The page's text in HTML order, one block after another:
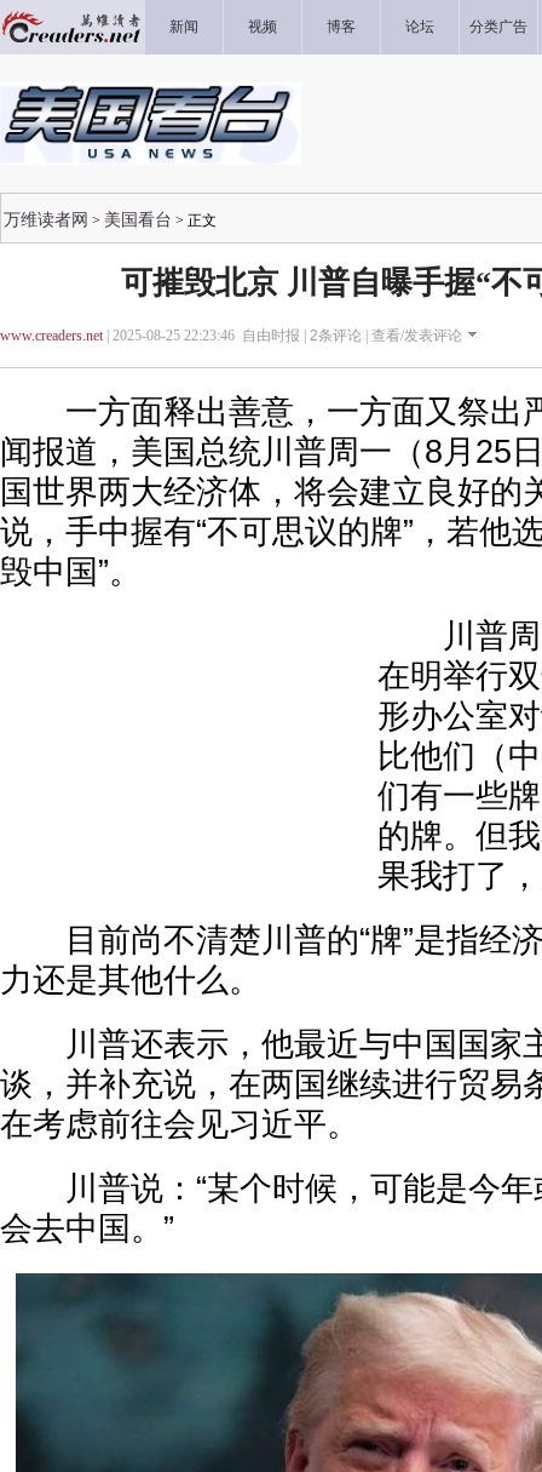
新闻 视频 博客 论坛 分类广告
万维读者网 > 美国看台 > 正文
可摧毁北京 川普自曝手握“不
www.creaders.net| 2025-08-25 22:23:46 自由时报 | 2条评论 | 查看/发表评论
一方面释出善意，一方面又祭出
闻报道，美国总统川普周一（8月25
国世界两大经济体，将会建立良好的
说，手中握有“不可思议的牌”，若他
毁中国”。
川普周
在明举行
形办公室
比他们（
们有一些
的牌。但
果我打了
目前尚不清楚川普的“牌”是指经
力还是其他什么。
川普还表示，他最近与中国国家
谈，并补充说，在两国继续进行贸易
在考虑前往会见习近平。
川普说：“某个时候，可能是今年
会去中国。”